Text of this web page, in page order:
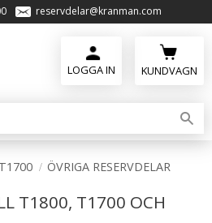
reservdelar@kranman.com
KUNDVAGN
T1700 ÖVRIGA RESERVDELAR
T1800, T1700 OCH